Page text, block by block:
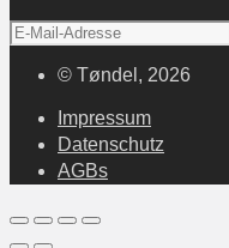
© Tøndel, 2026
Impressum
Datenschutz
AGBs